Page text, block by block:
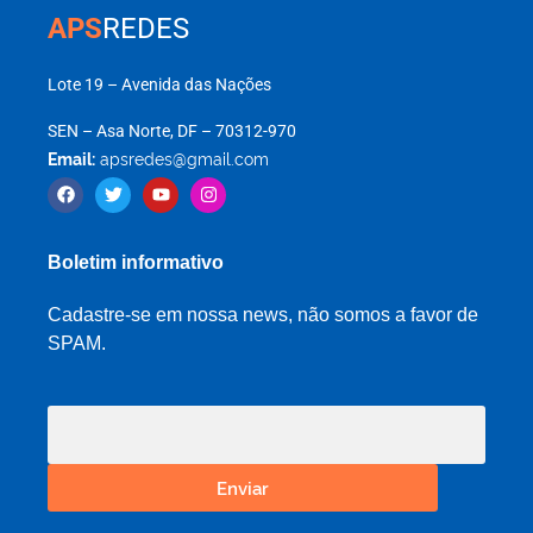
APSREDES
Lote 19 – Avenida das Nações
SEN – Asa Norte, DF – 70312-970
Email: apsredes@gmail.com
Boletim informativo
Cadastre-se em nossa news, não somos a favor de
SPAM.
Enviar